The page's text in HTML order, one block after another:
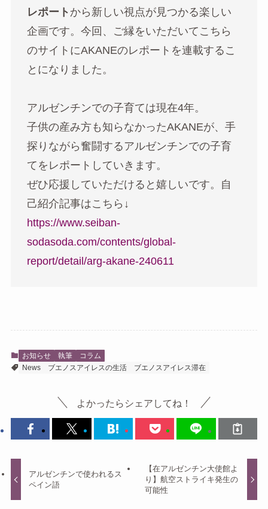
レポート から新しい視点が見つかる楽しい
企画です。今回、ご縁をいただいてこちら
のサイトにAKANEのレポートを連載するこ
とになりました。
アルゼンチンでの子育ては現在4年。
子供の産み方も知らなかったAKANEが、手
探りながら奮闘するアルゼンチンでの子育
てをレポートしていきます。
ぜひ応援していただけると嬉しいです。自
己紹介記事はこちら↓
https://www.seiban-
sodasoda.com/contents/global-
report/detail/arg-akane-240611
お知らせ 執筆
コラム
News
ブエノスアイレスの生活 ブエノスアイレス滞在
よかったらシェアしてね！
アルゼンチンで使われるス
ペイン語
【在アルゼンチン大使館よ
り】航空ストライキ発生の
可能性